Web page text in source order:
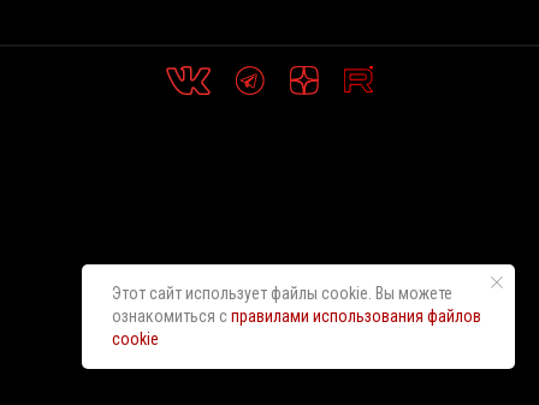
Этот сайт использует файлы cookie. Вы можете
ознакомиться справилами использования файлов
cookie